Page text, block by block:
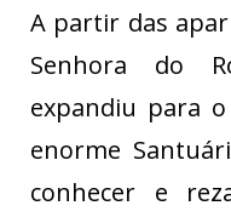
A partir das
Senhora do
expandiu para
enorme
conhecer e